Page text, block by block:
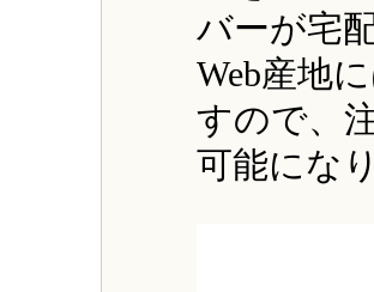
バーが宅
Web産地
すので、
可能にな